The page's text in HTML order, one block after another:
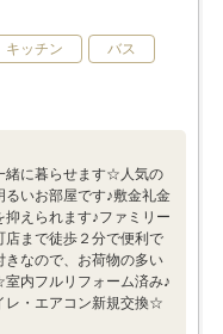
キッチン バス
緒に暮らせます☆人気の
いお部屋です♪敷金礼金
えられます♪ファミリー
店まで徒歩２分で便利で
きなので、お荷物の多い
内フルリフォーム済み♪
レ・エアコン新規交換☆